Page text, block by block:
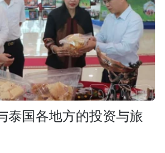
泰国各地方的投资与旅